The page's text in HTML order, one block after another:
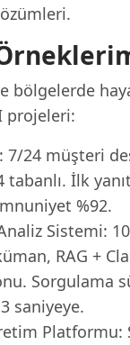
bölgelerde
projeleri:
7/24 müşteri
tabanlı. İlk
%92.
Sistemi:
RAG +
Sorgulama
saniyeye.
Platformu: